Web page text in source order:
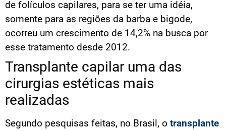
de folículos capilares, para se ter uma idéia,
somente para as regiões da barba e bigode,
ocorreu um crescimento de 14,2% na busca por
esse tratamento desde 2012.
Transplante capilar uma das
cirurgias estéticas mais
realizadas
Segundo pesquisas feitas, no Brasil, o transplante